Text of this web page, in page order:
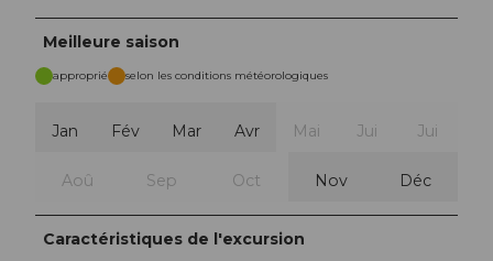
Meilleure saison
approprié selon les conditions météorologiques
Jan Fév Mar Avr Mai Jui Jui
Aoû Sep Oct Nov Déc
Caractéristiques de l'excursion